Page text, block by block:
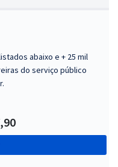
abaixo e + 25 mil
do serviço público